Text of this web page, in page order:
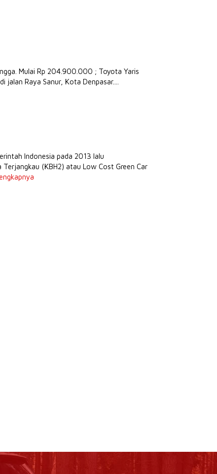
Mulai Rp 204.900.000 ; Toyota Yaris
Raya Sanur, Kota Denpasar....
Indonesia pada 2013 lalu
(KBH2) atau Low Cost Green Car